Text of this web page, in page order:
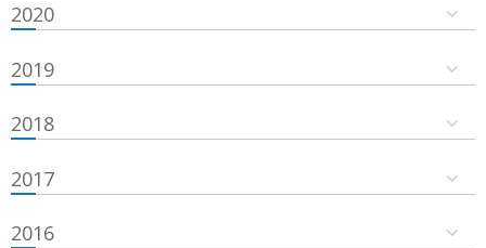
2020
2019
2018
2017
2016